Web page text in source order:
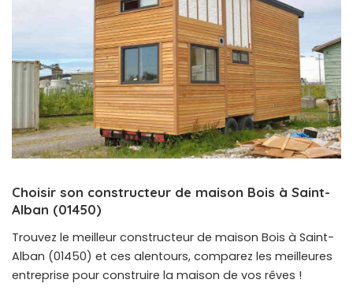
Choisir son constructeur de maison Bois à Saint-
Alban (01450)
Trouvez le meilleur constructeur de maison Bois à Saint-
Alban (01450) et ces alentours, comparez les meilleures
entreprise pour construire la maison de vos rêves !